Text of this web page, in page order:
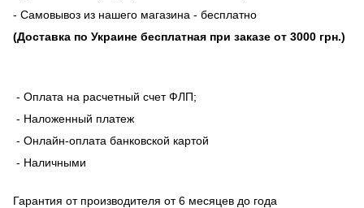
- Самовывоз из нашего магазина - бесплатно
(Доставка по Украине бесплатная при заказе от 3000 грн.)
- Оплата на расчетный счет ФЛП;
- Наложенный платеж
- Онлайн-оплата банковской картой
- Наличными
Гарантия от производителя от 6 месяцев до года